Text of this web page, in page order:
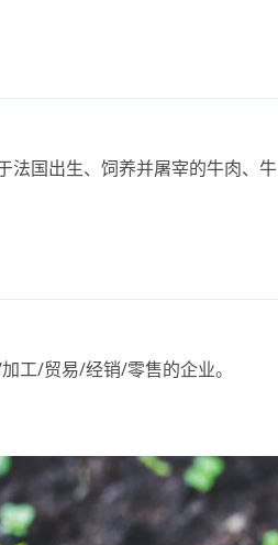
法国出生、饲养并屠宰的牛肉、牛
工/贸易/经销/零售的企业。